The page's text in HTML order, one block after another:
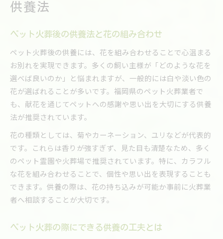
供養法
ペット火葬後の供養法と花の組み合わせ
ペット火葬後の供養には、花を組み合わせることで心温まる
お別れを実現できます。多くの飼い主様が「どのような花を
選べば良いのか」と悩まれますが、一般的には白や淡い色の
花が選ばれることが多いです。福岡県のペット火葬業者で
も、献花を通じてペットへの感謝や思い出を大切にする供養
法が推奨されています。
花の種類としては、菊やカーネーション、ユリなどが代表的
です。これらは香りが強すぎず、見た目も清楚なため、多く
のペット霊園や火葬場で推奨されています。特に、カラフル
な花を組み合わせることで、個性や思い出を表現することも
できます。供養の際は、花の持ち込みが可能か事前に火葬業
者へ相談することが大切です。
ペット火葬の際にできる供養の工夫とは